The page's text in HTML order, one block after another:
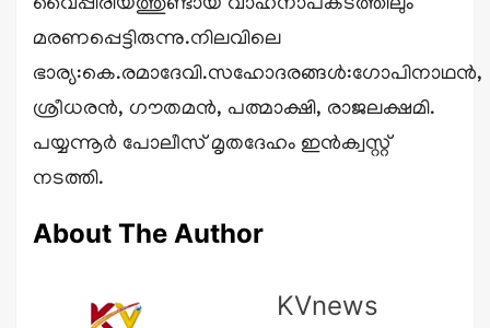
വൈപ്പിരിയത്തുണ്ടായ വാഹനാപകടത്തിലും
മരണപ്പെട്ടിരുന്നു.നിലവിലെ
ഭാര്യ:കെ.രമാദേവി.സഹോദരങ്ങള്‍:ഗോപിനാഥന്‍,
ശ്രീധരന്‍, ഗൗതമന്‍, പത്മാക്ഷി, രാജലക്ഷമി.
പയ്യന്നൂർ പോലീസ് മൃതദേഹം ഇൻക്വസ്റ്റ്
നടത്തി.
About The Author
KVnews